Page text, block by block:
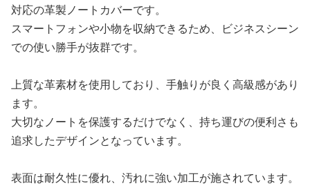
対応の革製ノートカバーです。
スマートフォンや小物を収納できるため、ビジネスシーン
での使い勝手が抜群です。
上質な革素材を使用しており、手触りが良く高級感があり
ます。
大切なノートを保護するだけでなく、持ち運びの便利さも
追求したデザインとなっています。
表面は耐久性に優れ、汚れに強い加工が施されています。